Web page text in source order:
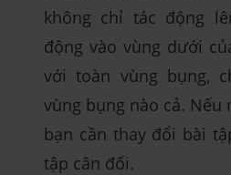
không chỉ tác động
động vào vùng dưới
với toàn vùng bụng,
vùng bụng nào cả. Nếu
bạn cần thay đổi bài
tập cân đối.